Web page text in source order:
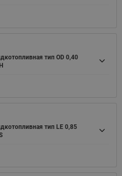
тип OD 0,40
тип LE 0,85